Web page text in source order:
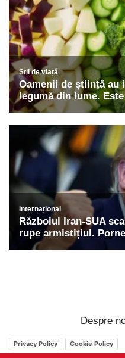
Despre
Privacy Policy Cookie Policy